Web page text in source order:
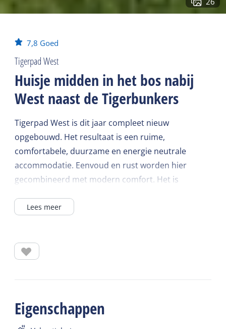
7,8 Goed
Tigerpad West
Huisje midden in het bos nabij
West naast de Tigerbunkers
Tigerpad West is dit jaar compleet nieuw
opgebouwd. Het resultaat is een ruime,
comfortabele, duurzame en energie neutrale
accommodatie. Eenvoud en rust worden hier
gecombineerd met modern comfort. Het is
verblijf op Terschelling.
ongeveer 1 km vanaf de dorpskern van West-
kap vakantiehuis. Ieder met een eigen ingang,
terras op het zuiden en parkeerplek op het terrein.
Lees meer
Eigenschappen